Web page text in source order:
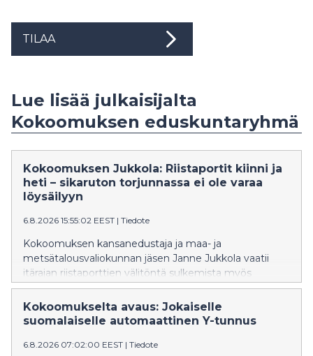
TILAA
Lue lisää julkaisijalta
Kokoomuksen eduskuntaryhmä
Kokoomuksen Jukkola: Riistaportit kiinni ja
heti – sikaruton torjunnassa ei ole varaa
löysäilyyn
6.8.2026 15:55:02 EEST | Tiedote
Kokoomuksen kansanedustaja ja maa- ja
metsätalousvaliokunnan jäsen Janne Jukkola vaatii
itärajan riistaporttien välitöntä sulkemista myös
Pohjois-Karjalassa. Ylen mukaan riistaportit ovat
maakunnassa edelleen auki, vaikka Kaakkois-
Suomessa ne suljettiin viime viikolla afrikkalaisen
Kokoomukselta avaus: Jokaiselle
suomalaiselle automaattinen Y-tunnus
6.8.2026 07:02:00 EEST | Tiedote